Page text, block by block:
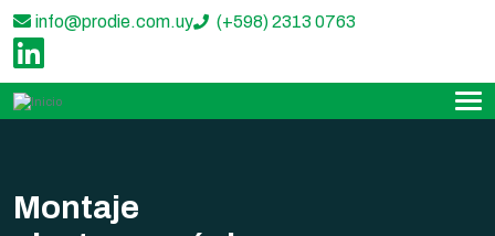
info@prodie.com.uy (+598) 2313 0763
Montaje